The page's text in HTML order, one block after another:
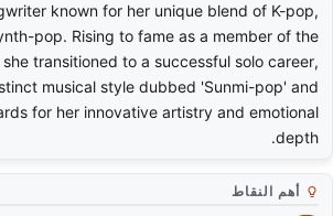
known for her unique blend of K-pop,
pop. Rising to fame as a member of the
she transitioned to a successful solo career,
musical style dubbed 'Sunmi-pop' and
for her innovative artistry and emotional
depth.
أهم النقاط